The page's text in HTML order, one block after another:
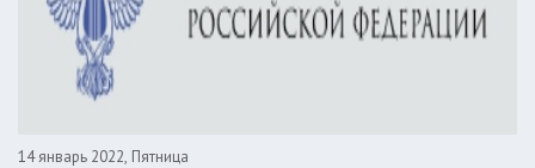
14 январь 2022, Пятница